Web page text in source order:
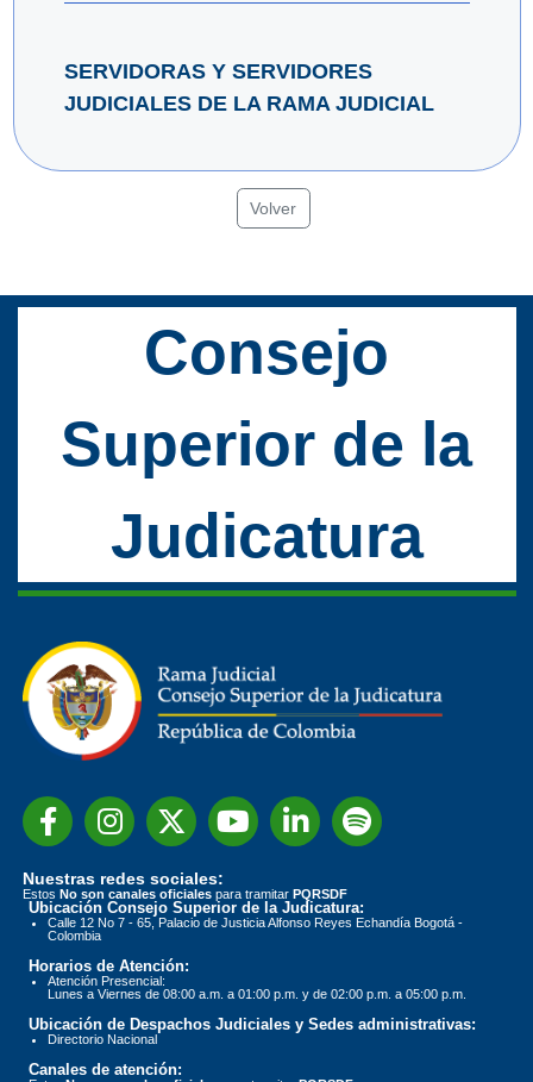
SERVIDORAS Y SERVIDORES
JUDICIALES DE LA RAMA JUDICIAL
Volver
Consejo
Superior de la
Judicatura
Nuestras redes sociales:
Estos No son canales oficiales para tramitar PQRSDF
Ubicación Consejo Superior de la Judicatura:
Calle 12 No 7 - 65, Palacio de Justicia Alfonso Reyes Echandía Bogotá -
Colombia
Horarios de Atención:
Atención Presencial:
Lunes a Viernes de 08:00 a.m. a 01:00 p.m. y de 02:00 p.m. a 05:00 p.m.
Ubicación de Despachos Judiciales y Sedes administrativas:
Directorio Nacional
Canales de atención: